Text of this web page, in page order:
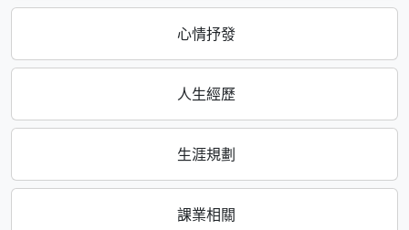
心情抒發
人生經歷
生涯規劃
課業相關